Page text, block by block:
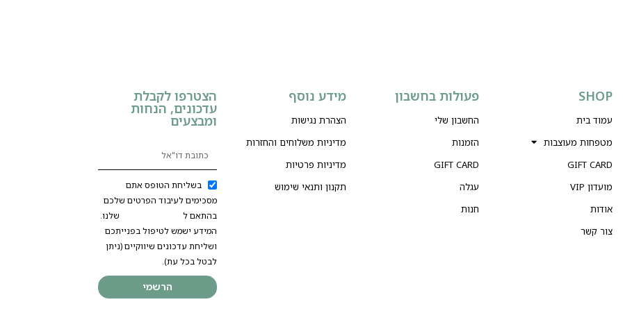
SHOP
עמוד בית
מטפחות מעוצבות
GIFT CARD
מועדון VIP
אודות
צור קשר
פעולות בחשבון
החשבון שלי
הזמנות
GIFT CARD
עגלה
חנות
מידע נוסף
הצהרת נגישות
מדיניות משלוחים והחזרות
מדיניות פרטיות
תקנון ותנאי שימוש
הצטרפו לקבלת
עדכונים, הנחות
ומבצעים
בשליחת הטופס אתם
מסכימים לעיבוד הפרטים שלכם
בהתאם למדיניות הפרטיות
שלנו.
המידע ישמש לטיפול בפנייתכם
ושליחת עדכונים שיווקיים (ניתן
לבטל בכל עת).
הרשמי